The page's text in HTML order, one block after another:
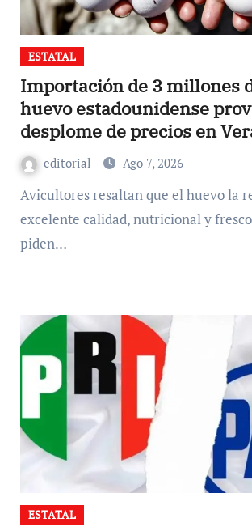
ESTATAL
Importación de 3 millones
huevo estadounidense
desplome de precios en
llaman a consumir local
editorial Ago 7, 2026
Avicultores resaltan que el huevo la región es de
excelente calidad, nutricional y
piden…
ESTATAL